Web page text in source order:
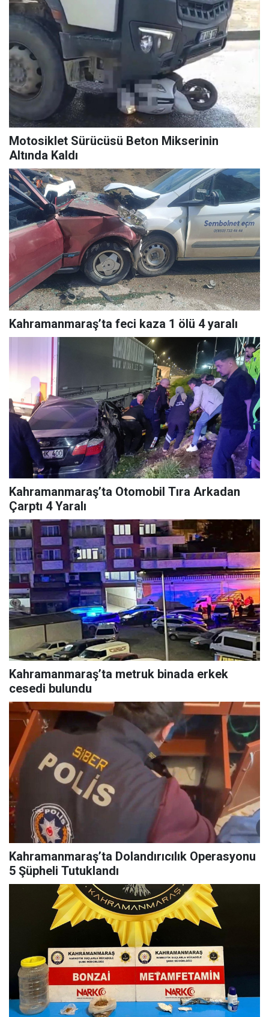
Motosiklet Sürücüsü Beton Mikserinin
Altında Kaldı
Kahramanmaraş’ta feci kaza 1 ölü 4 yaralı
Kahramanmaraş’ta Otomobil Tıra Arkadan
Çarptı 4 Yaralı
Kahramanmaraş’ta metruk binada erkek
cesedi bulundu
Kahramanmaraş’ta Dolandırıcılık Operasyonu
5 Şüpheli Tutuklandı